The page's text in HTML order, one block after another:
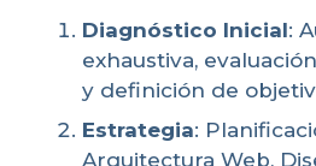
Diagnóstico Inicial:
exhaustiva,
y definición de
Estrategia:
Arquitectura Web,